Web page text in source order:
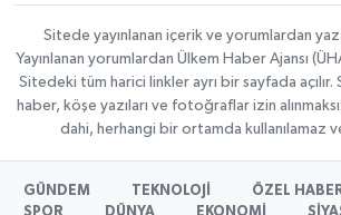
Sitede yayınlanan içerik ve yorumlardan
Yayınlanan yorumlardan Ülkem Haber Ajansı
Sitedeki tüm harici linkler ayrı bir sayfada açılır.
haber, köşe yazıları ve fotoğraflar izin
dahi, herhangi bir ortamda kullanılamaz
GÜNDEM TEKNOLOJİ
ÖZEL